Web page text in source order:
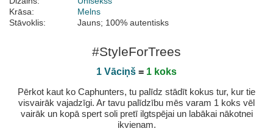
Krāsa:
Melns
Stāvoklis:
Jauns; 100% autentisks
#StyleForTrees
1 Vāciņš = 1 koks
Pērkot kaut ko Caphunters, tu palīdz stādīt kokus tur, kur tie
visvairāk vajadzīgi. Ar tavu palīdzību mēs varam 1 koks vēl
vairāk un kopā spert soli pretī ilgtspējai un labākai nākotnei
ikvienam.